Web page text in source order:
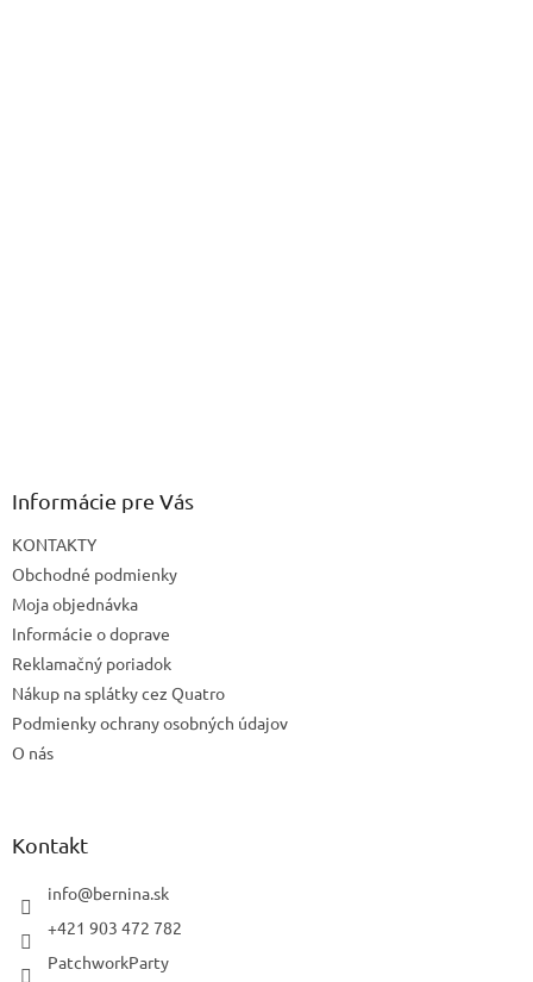
Informácie pre Vás
KONTAKTY
Obchodné podmienky
Moja objednávka
Informácie o doprave
Reklamačný poriadok
Nákup na splátky cez Quatro
Podmienky ochrany osobných údajov
O nás
Kontakt
info@bernina.sk
+421 903 472 782
PatchworkParty